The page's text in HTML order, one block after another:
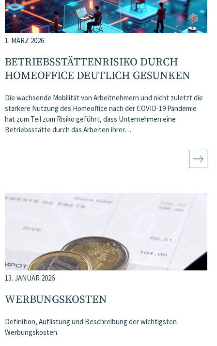
1. MÄRZ 2026
BETRIEBSSTÄTTENRISIKO DURCH
HOMEOFFICE DEUTLICH GESUNKEN
Die wachsende Mobilität von Arbeitnehmern und nicht zuletzt die
stärkere Nutzung des Homeoffice nach der COVID-19 Pandemie
hat zum Teil zum Risiko geführt, dass Unternehmen eine
Betriebsstätte durch das Arbeiten ihrer…
13. JANUAR 2026
WERBUNGSKOSTEN
Definition, Auflistung und Beschreibung der wichtigsten
Werbungskosten.